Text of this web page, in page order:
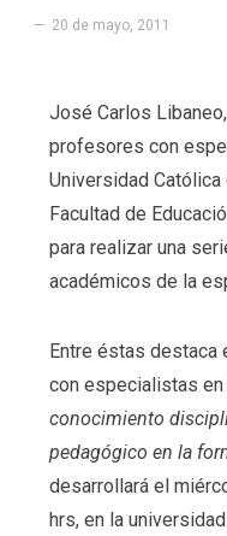
20 de mayo, 2011
José Carlos
profesores con
Universidad
Facultad de
para realizar una
académicos de la
Entre éstas destaca
con especialistas
conocimiento
pedagógico en la
desarrollará el
hrs, en la